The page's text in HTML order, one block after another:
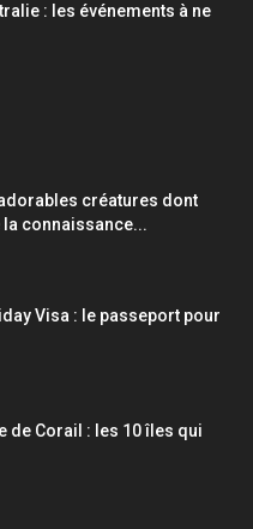
: les événements à ne
créatures dont
connaissance...
Visa : le passeport pour
de Corail : les 10 îles qui